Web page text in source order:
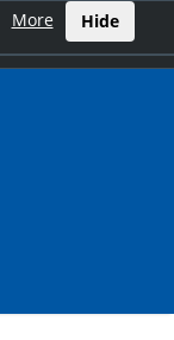
More Hide